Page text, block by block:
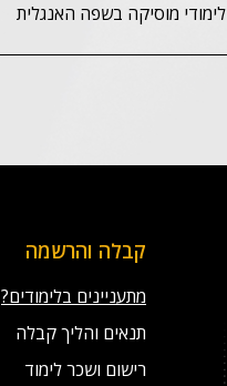
לימודי מוסיקה בשפה האנגלית
קבלה והרשמה
מתעניינים בלימודים?
תנאים והליך קבלה
רישום ושכר לימוד